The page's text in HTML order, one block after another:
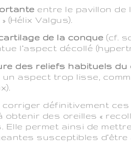
entre le pavillon de
(Hélix Valgus).
de la conque (cf.
l’aspect décollé
des reliefs habituels du
un aspect trop lisse,
corriger définitivement
obtenir des oreilles «
Elle permet ainsi de
susceptibles d’être